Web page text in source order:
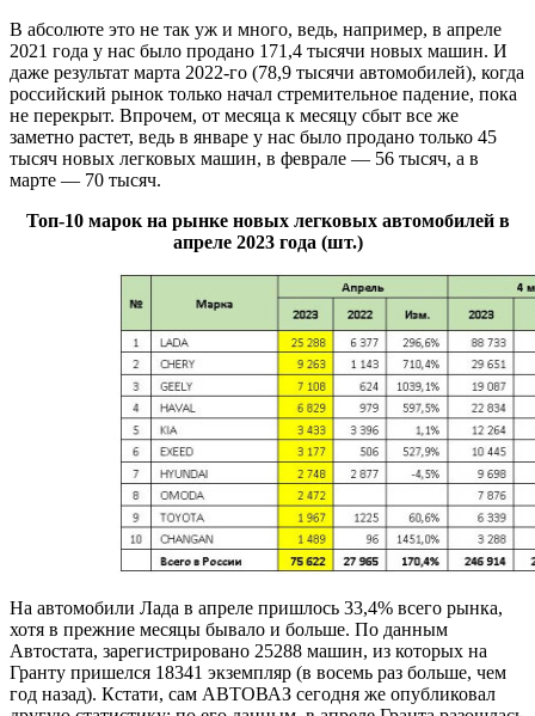
В абсолюте это не так уж и много, ведь, например, в апреле
2021 года у нас было продано 171,4 тысячи новых машин. И
даже результат марта 2022-го (78,9 тысячи автомобилей), когда
российский рынок только начал стремительное падение, пока
не перекрыт. Впрочем, от месяца к месяцу сбыт все же
заметно растет, ведь в январе у нас было продано только 45
тысяч новых легковых машин, в феврале — 56 тысяч, а в
марте — 70 тысяч.
Топ-10 марок на рынке новых легковых автомобилей в
апреле 2023 года (шт.)
На автомобили Лада в апреле пришлось 33,4% всего рынка,
хотя в прежние месяцы бывало и больше. По данным
Автостата, зарегистрировано 25288 машин, из которых на
Гранту пришелся 18341 экземпляр (в восемь раз больше, чем
год назад). Кстати, сам АВТОВАЗ сегодня же опубликовал